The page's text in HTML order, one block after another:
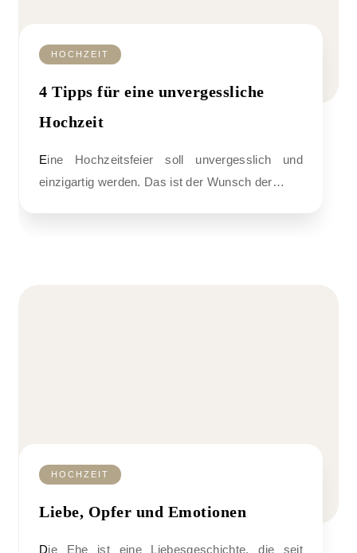
HOCHZEIT
4 Tipps für eine unvergessliche
Hochzeit
Eine Hochzeitsfeier soll unvergesslich und
einzigartig werden. Das ist der Wunsch der…
HOCHZEIT
Liebe, Opfer und Emotionen
Die Ehe ist eine Liebesgeschichte, die seit